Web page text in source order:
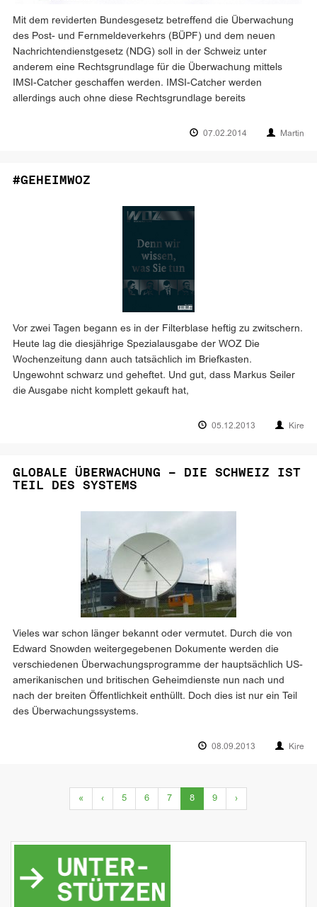
Mit dem reviderten Bundesgesetz betreffend die Überwachung
des Post- und Fernmeldeverkehrs (BÜPF) und dem neuen
Nachrichtendienstgesetz (NDG) soll in der Schweiz unter
anderem eine Rechtsgrundlage für die Überwachung mittels
IMSI-Catcher geschaffen werden. IMSI-Catcher werden
allerdings auch ohne diese Rechtsgrundlage bereits
07.02.2014 Martin
#GEHEIMWOZ
Vor zwei Tagen begann es in der Filterblase heftig zu zwitschern.
Heute lag die diesjährige Spezialausgabe der WOZ Die
Wochenzeitung dann auch tatsächlich im Briefkasten.
Ungewohnt schwarz und geheftet. Und gut, dass Markus Seiler
die Ausgabe nicht komplett gekauft hat,
05.12.2013 Kire
GLOBALE ÜBERWACHUNG – DIE SCHWEIZ IST
TEIL DES SYSTEMS
Vieles war schon länger bekannt oder vermutet. Durch die von
Edward Snowden weitergegebenen Dokumente werden die
verschiedenen Überwachungsprogramme der hauptsächlich US-
amerikanischen und britischen Geheimdienste nun nach und
nach der breiten Öffentlichkeit enthüllt. Doch dies ist nur ein Teil
des Überwachungssystems.
08.09.2013 Kire
« ‹ 5 6 7 8(current)
9 ›